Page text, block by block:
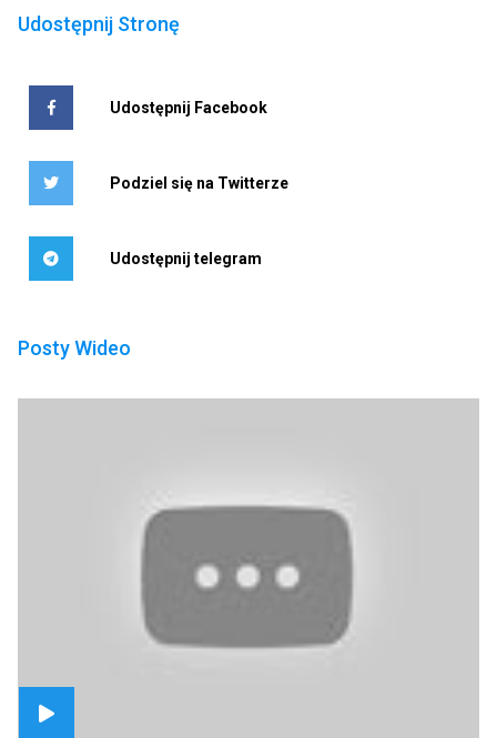
Udostępnij Stronę
Udostępnij Facebook
Podziel się na Twitterze
Udostępnij telegram
Posty Wideo